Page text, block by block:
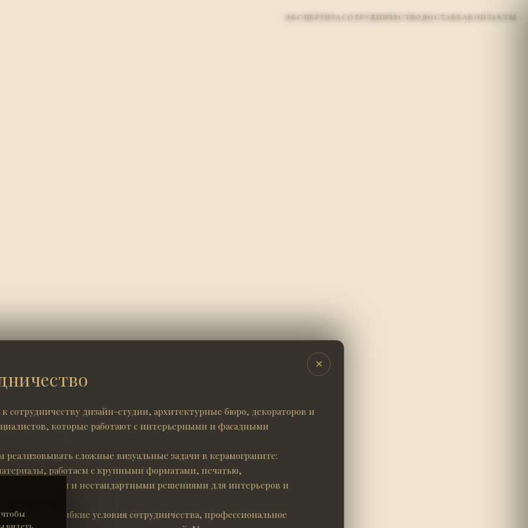
ЭКСПЕРТИЗА СОТРУДНИЧЕСТВО ДОСТАВКАКОНТАКТЫ
×
сотрудничеству дизайн-студии, архитектурные бюро, декораторов и
которые работают с интерьерными и фасадными
реализовывать сложные визуальные задачи в керамограните:
работаем с крупными форматами, печатью,
дизайном и нестандартными решениями для интерьеров и
доступны гибкие условия сотрудничества, профессиональное
чтобы
видеть,